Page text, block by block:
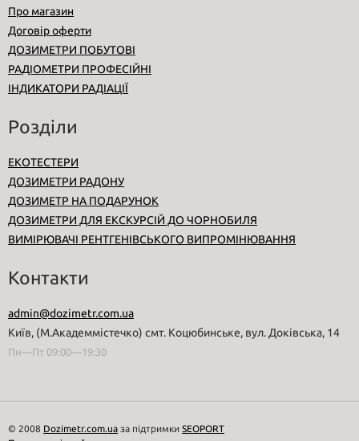
Про магазин
Договір оферти
ДОЗИМЕТРИ ПОБУТОВІ
РАДІОМЕТРИ ПРОФЕСІЙНІ
ІНДИКАТОРИ РАДІАЦІЇ
Розділи
ЕКОТЕСТЕРИ
ДОЗИМЕТРИ РАДОНУ
ДОЗИМЕТР НА ПОДАРУНОК
ДОЗИМЕТРИ ДЛЯ ЕКСКУРСІЙ ДО ЧОРНОБИЛЯ
ВИМІРЮВАЧІ РЕНТГЕНІВСЬКОГО ВИПРОМІНЮВАННЯ
Контакти
admin@dozimetr.com.ua
Київ, (М.Академмістечко) смт. Коцюбинське, вул. Доківська, 14
Пн—Пт 09:00—19:30
© 2008 Dozimetr.com.ua за підтримки SEOPORT